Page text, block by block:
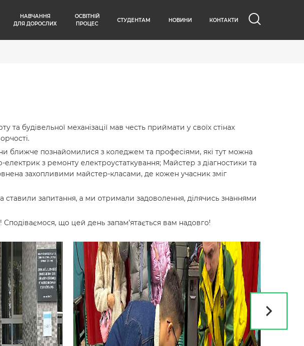
НАВЧАННЯ
ДЛЯ ДОРОСЛИХ
ОСВІТНІЙ
ПРОЦЕС
СТУДЕНТАМ НОВИНИ КОНТАКТИ
будівельної механізації мав честь приймати у своїх стінах
ближче познайомилися з коледжем та професіями, які тут можна
з ремонту електроустаткування; Майстер з діагностики та
захопливими майстер-класами, де кожен учасник зміг
ставили запитання, а ми отримали задоволення, ділячись знаннями
що цей день запам’ятається вам надовго!